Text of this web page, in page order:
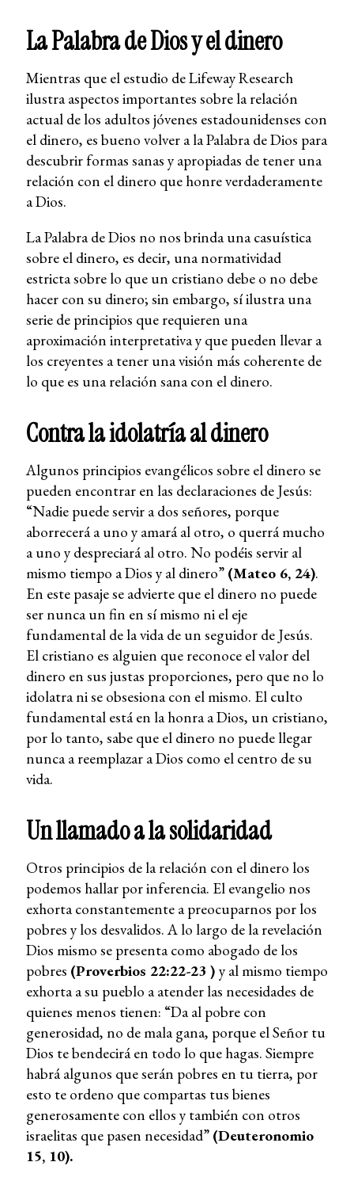
La Palabra de Dios y el dinero
Mientras que el estudio de Lifeway Research
ilustra aspectos importantes sobre la relación
actual de los adultos jóvenes estadounidenses con
el dinero, es bueno volver a la Palabra de Dios para
descubrir formas sanas y apropiadas de tener una
relación con el dinero que honre verdaderamente
a Dios.
La Palabra de Dios no nos brinda una casuística
sobre el dinero, es decir, una normatividad
estricta sobre lo que un cristiano debe o no debe
hacer con su dinero; sin embargo, sí ilustra una
serie de principios que requieren una
aproximación interpretativa y que pueden llevar a
los creyentes a tener una visión más coherente de
lo que es una relación sana con el dinero.
Contra la idolatría al dinero
Algunos principios evangélicos sobre el dinero se
pueden encontrar en las declaraciones de Jesús:
“Nadie puede servir a dos señores, porque
aborrecerá a uno y amará al otro, o querrá mucho
a uno y despreciará al otro. No podéis servir al
mismo tiempo a Dios y al dinero” (Mateo 6, 24).
En este pasaje se advierte que el dinero no puede
ser nunca un fin en sí mismo ni el eje
fundamental de la vida de un seguidor de Jesús.
El cristiano es alguien que reconoce el valor del
dinero en sus justas proporciones, pero que no lo
idolatra ni se obsesiona con el mismo. El culto
fundamental está en la honra a Dios, un cristiano,
por lo tanto, sabe que el dinero no puede llegar
nunca a reemplazar a Dios como el centro de su
vida.
Un llamado a la solidaridad
Otros principios de la relación con el dinero los
podemos hallar por inferencia. El evangelio nos
exhorta constantemente a preocuparnos por los
pobres y los desvalidos. A lo largo de la revelación
Dios mismo se presenta como abogado de los
pobres (Proverbios 22:22-23 ) y al mismo tiempo
exhorta a su pueblo a atender las necesidades de
quienes menos tienen: “Da al pobre con
generosidad, no de mala gana, porque el Señor tu
Dios te bendecirá en todo lo que hagas. Siempre
habrá algunos que serán pobres en tu tierra, por
esto te ordeno que compartas tus bienes
generosamente con ellos y también con otros
israelitas que pasen necesidad” (Deuteronomio
15, 10).